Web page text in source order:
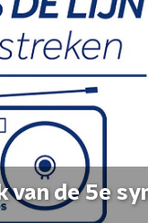
van de 5e